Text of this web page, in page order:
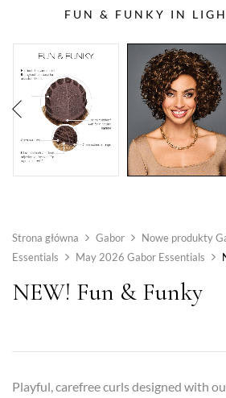
FUN & FUNKY IN
Strona główna Gabor Nowe produkty
Essentials
May 2026 Gabor Essentials
NEW! Fun & Funky
Playful, carefree curls designed with